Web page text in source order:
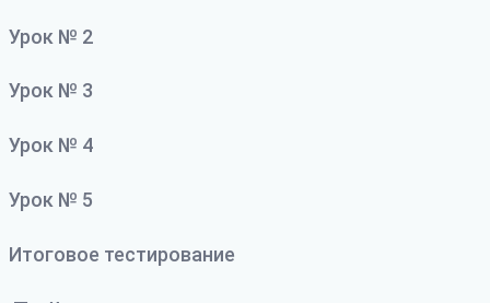
Урок № 2
Урок № 3
Урок № 4
Урок № 5
Итоговое тестирование